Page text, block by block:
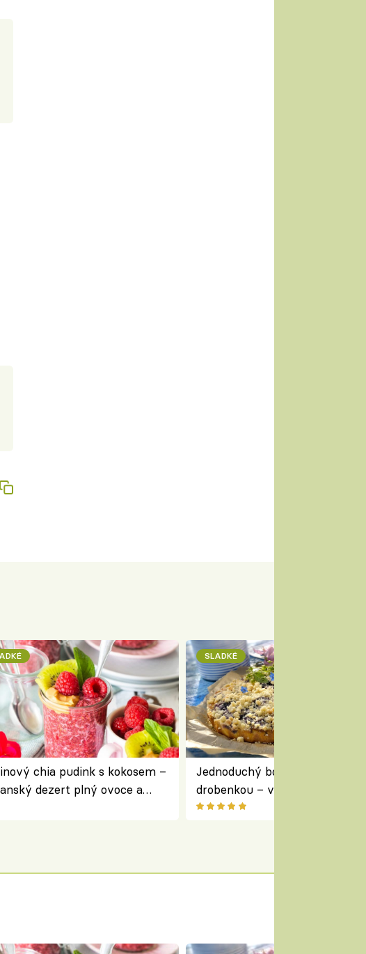
chia pudink s kokosem –
dezert plný ovoce a
SLADKÉ
Jednoduchý borůvkový koláč s
drobenkou – vláčný moučník
ovoce